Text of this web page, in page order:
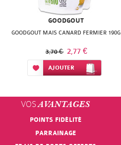
GOODGOUT
GOODGOUT MAIS CANARD FERMIER 190G
3,70 € 2,77 €
Ajouter à ma liste d’envie
AJOUTER
VOS AVANTAGES
POINTS FIDÉLITÉ
PARRAINAGE